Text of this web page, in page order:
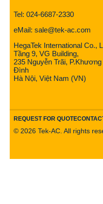
Tel: 024-6687-2330
eMail: sale@tek-ac.com
HegaTek International Co.,
Tầng 9, VG Building,
235 Nguyễn Trãi, P.Khương
Đình
Hà Nội, Việt Nam (VN)
REQUEST FOR QUOTE
© 2026 Tek-AC. All rights